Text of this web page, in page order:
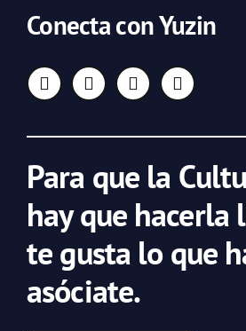
Conecta con Yuzin
Para que la
hay que hacerla
te gusta lo que
asóciate.